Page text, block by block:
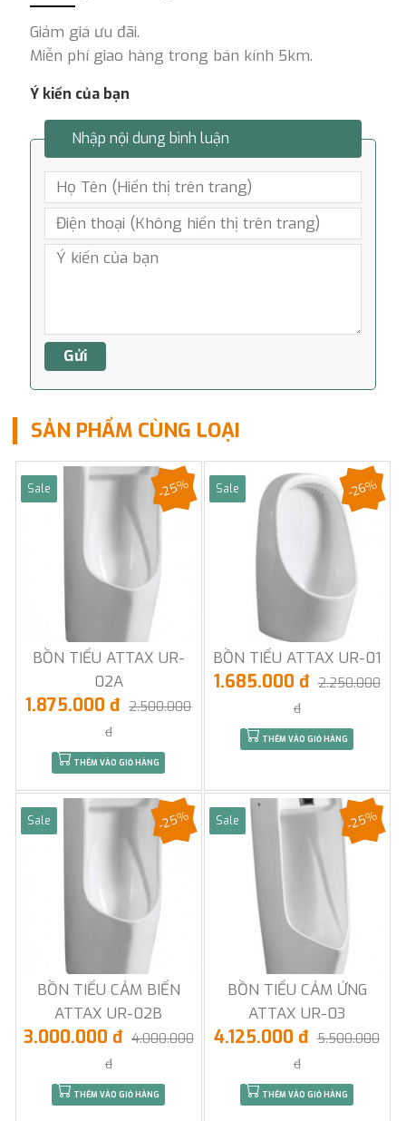
Giảm giá ưu đãi.
Miễn phí giao hàng trong bán kính 5km.
Ý kiến của bạn
Nhập nội dung bình luận
SẢN PHẨM CÙNG LOẠI
Sale
BỒN TIỂU ATTAX UR-
02A
-25%
1.875.000 đ 2.500.000
đ
THÊM VÀO GIỎ HÀNG
Sale
BỒN TIỂU ATTAX UR-01
-26%
1.685.000 đ 2.250.000
đ
THÊM VÀO GIỎ HÀNG
Sale
BỒN TIỂU CẢM BIẾN
ATTAX UR-02B
-25%
3.000.000 đ 4.000.000
đ
THÊM VÀO GIỎ HÀNG
Sale
BỒN TIỂU CẢM ỨNG
ATTAX UR-03
-25%
4.125.000 đ 5.500.000
đ
THÊM VÀO GIỎ HÀNG